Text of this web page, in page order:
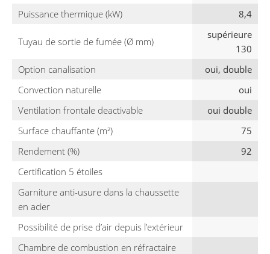
Puissance thermique (kW)
8,4
Tuyau de sortie de fumée (Ø mm)
supérieure
130
Option canalisation
oui, double
Convection naturelle
oui
Ventilation frontale deactivable
oui double
Surface chauffante (m²)
75
Rendement (%)
92
Certification 5 étoiles
Garniture anti-usure dans la chaussette
en acier
Possibilité de prise d’air depuis l’extérieur
Chambre de combustion en réfractaire